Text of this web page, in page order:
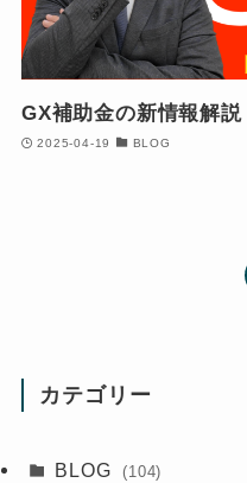
GX補助金の新情報解説
2025-04-19 BLOG
カテゴリー
BLOG (104)